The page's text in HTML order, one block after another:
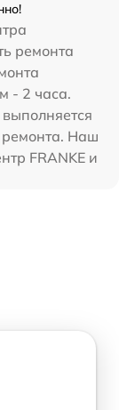
ремонта
- 2 часа.
ремонта. Наш
FRANKE и